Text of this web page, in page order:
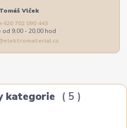
Tomáš Vlček
+420 702 090 443
9,00 - 20,00 hod
kategorie 5